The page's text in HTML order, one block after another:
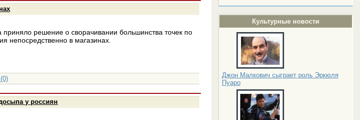
Культурные новости
Джон Малкович сыграет роль Эркюля
Пуаро
приняло решение о сворачивании большинства точек по
непосредственно в магазинах.
у россиян